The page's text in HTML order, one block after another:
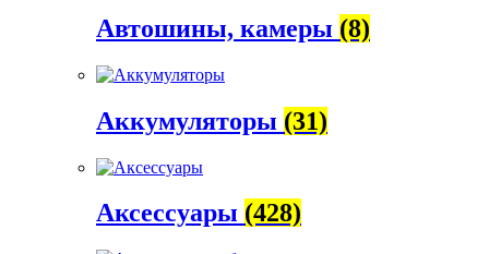
Автошины, камеры (8)
Аккумуляторы (31)
Аксессуары (428)